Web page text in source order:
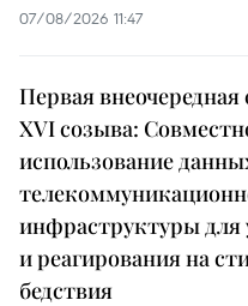
07/08/2026 11:47
Первая
XVI созыва:
использование
инфраструктуры для
и реагирования на
бедствия